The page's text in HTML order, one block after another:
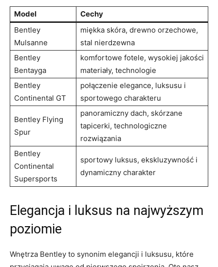
Model
Cechy
Bentley
Mulsanne
miękka ‌skóra,⁤ drewno orzechowe,
stal nierdzewna
Bentley
Bentayga
komfortowe fotele, ‌wysokiej jakości
materiały, technologie
Bentley ​
Continental GT
połączenie elegance, luksusu i
sportowego ​charakteru
Bentley Flying
⁤Spur
panoramiczny dach,​ skórzane
tapicerki, technologiczne
rozwiązania
Bentley
Continental
Supersports
sportowy‍ luksus, ekskluzywność i
dynamiczny charakter
Elegancja i luksus na najwyższym‌
poziomie
Wnętrza Bentley ‍to synonim elegancji i luksusu,⁣ które